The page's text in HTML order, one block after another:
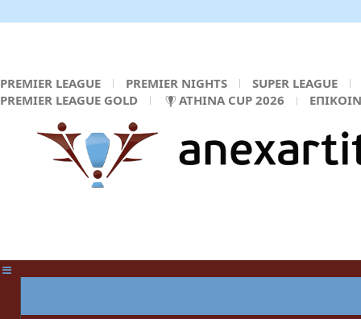
PREMIER LEAGUE PREMIER NIGHTS
SUPER LEAGUE
PREMIER LEAGUE GOLD
ATHINA CUP 2026